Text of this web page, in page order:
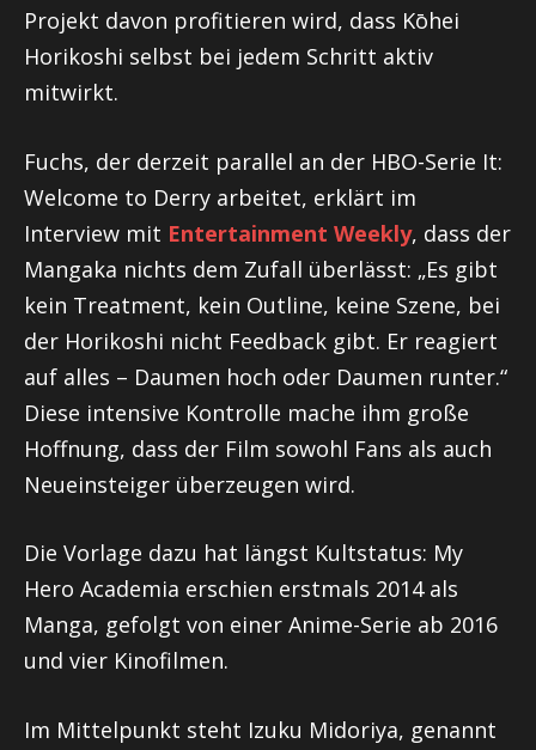
Projekt davon profitieren wird, dass Kōhei
Horikoshi selbst bei jedem Schritt aktiv
mitwirkt.
Fuchs, der derzeit parallel an der HBO-Serie It:
Welcome to Derry arbeitet, erklärt im
Interview mit Entertainment Weekly, dass der
Mangaka nichts dem Zufall überlässt: „Es gibt
kein Treatment, kein Outline, keine Szene, bei
der Horikoshi nicht Feedback gibt. Er reagiert
auf alles – Daumen hoch oder Daumen runter.“
Diese intensive Kontrolle mache ihm große
Hoffnung, dass der Film sowohl Fans als auch
Neueinsteiger überzeugen wird.
Die Vorlage dazu hat längst Kultstatus: My
Hero Academia erschien erstmals 2014 als
Manga, gefolgt von einer Anime-Serie ab 2016
und vier Kinofilmen.
Im Mittelpunkt steht Izuku Midoriya, genannt